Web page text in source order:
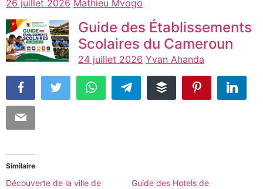
26 juillet 2026 Mathieu Mvogo
Guide des Établissements
Scolaires du Cameroun
24 juillet 2026 Yvan Ahanda
Similaire
Découverte de la ville de
Guide des Hotels de